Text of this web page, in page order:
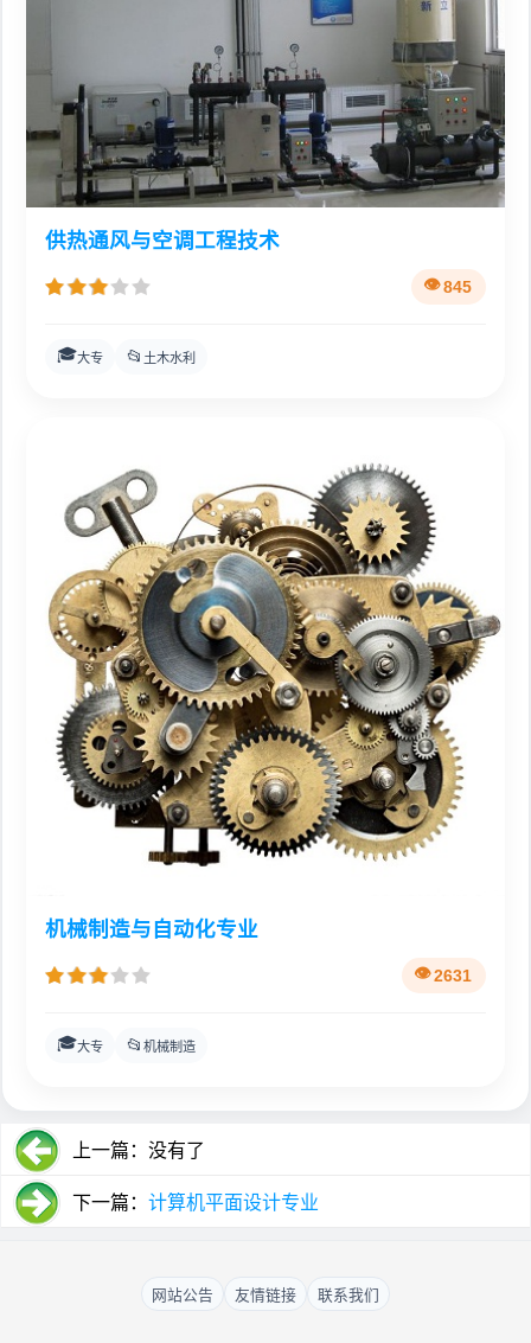
供热通风与空调工程技术
845
🎓大专 📂 土木水利
机械制造与自动化专业
2631
🎓大专 📂 机械制造
上一篇：没有了
下一篇： 计算机平面设计专业
网站公告 友情链接 联系我们